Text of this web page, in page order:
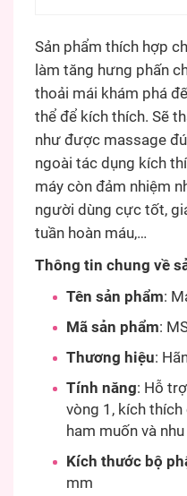
Sản phẩm thích hợp
làm tăng hưng phấn
thoải mái khám phá
thể để kích thích. Sẽ
như được massage
ngoài tác dụng kích
máy còn đảm nhiệm
người dùng cực tốt,
tuần hoàn máu,…
Thông tin chung về
Tên sản phẩm:
Mã sản phẩm:
Thương hiệu:
Tính năng: Hỗ
vòng 1, kích
ham muốn và
Kích thước bộ
mm